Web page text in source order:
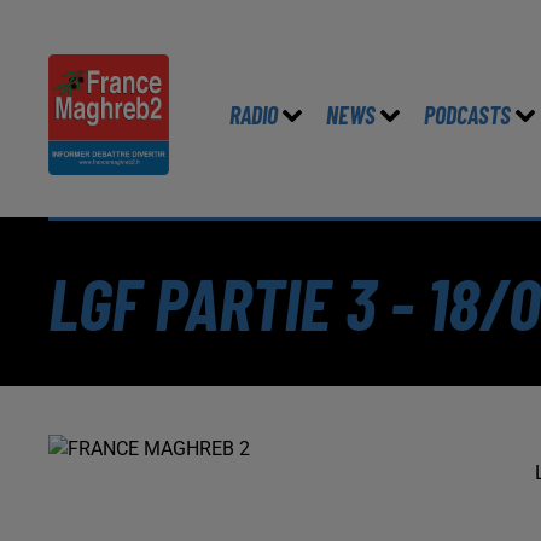
RADIO NEWS PODCASTS
LGF PARTIE 3 -